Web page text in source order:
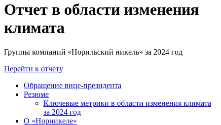
Отчет в области изменения
климата
Группы компаний «Норильский никель» за 2024 год
Перейти к отчету
Обращение вице-президента
Резюме
Ключевые метрики в области изменения климата
за 2024 год
О «Норникеле»